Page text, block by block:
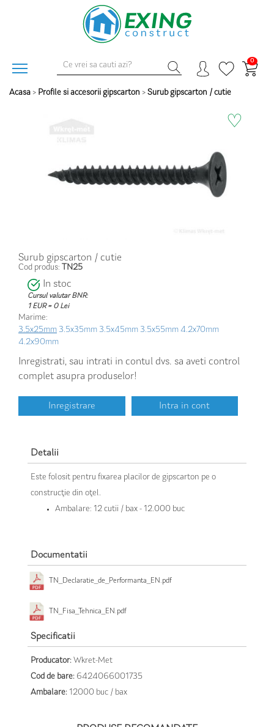
0
Acasa > Profile si accesorii gipscarton > Surub gipscarton / cutie
♡
Surub gipscarton / cutie
Cod produs: TN25
In stoc
Cursul valutar BNR:
1 EUR = 0 Lei
Marime:
3.5x25mm 3.5x35mm 3.5x45mm 3.5x55mm 4.2x70mm
4.2x90mm
Inregistrati, sau intrati in contul dvs. sa aveti control
complet asupra produselor!
Inregistrare Intra in cont
Detalii
Este folosit pentru fixarea placilor de gipscarton pe o
construcţie din oţel.
Ambalare: 12 cutii / bax - 12.000 buc
Documentatii
TN_Declaratie_de_Performanta_EN.pdf
TN_Fisa_Tehnica_EN.pdf
Specificatii
Producator: Wkret-Met
Cod de bare: 6424066001735
Ambalare: 12000 buc / bax